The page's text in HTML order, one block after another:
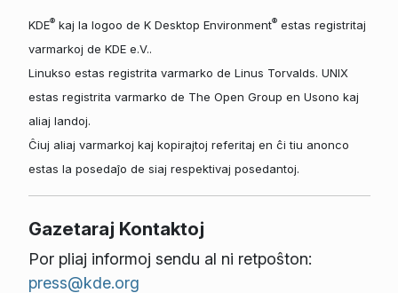
KDE®kaj la logoo de K Desktop Environment®estas registritaj
varmarkoj de KDE e.V..
Linukso estas registrita varmarko de Linus Torvalds. UNIX
estas registrita varmarko de The Open Group en Usono kaj
aliaj landoj.
Ĉiuj aliaj varmarkoj kaj kopirajtoj referitaj en ĉi tiu anonco
estas la posedaĵo de siaj respektivaj posedantoj.
Gazetaraj Kontaktoj
Por pliaj informoj sendu al ni retpoŝton:
press@kde.org